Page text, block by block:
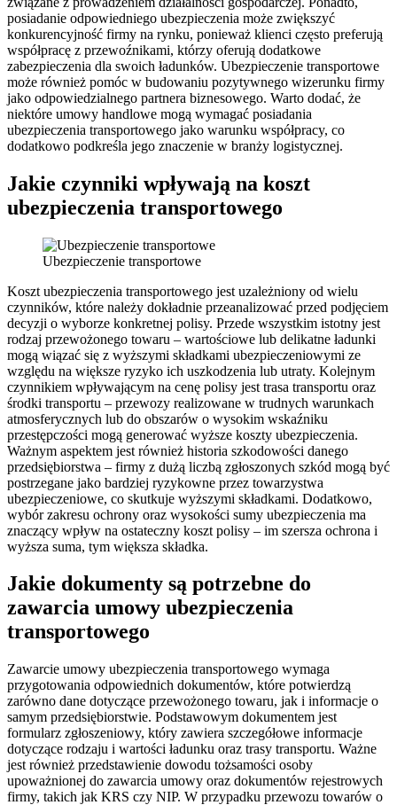
posiadanie odpowiedniego ubezpieczenia może zwiększyć
konkurencyjność firmy na rynku, ponieważ klienci często preferują
współpracę z przewoźnikami, którzy oferują dodatkowe
zabezpieczenia dla swoich ładunków. Ubezpieczenie transportowe
może również pomóc w budowaniu pozytywnego wizerunku firmy
jako odpowiedzialnego partnera biznesowego. Warto dodać, że
niektóre umowy handlowe mogą wymagać posiadania
ubezpieczenia transportowego jako warunku współpracy, co
dodatkowo podkreśla jego znaczenie w branży logistycznej.
Jakie czynniki wpływają na koszt
ubezpieczenia transportowego
Ubezpieczenie transportowe
Koszt ubezpieczenia transportowego jest uzależniony od wielu
czynników, które należy dokładnie przeanalizować przed podjęciem
decyzji o wyborze konkretnej polisy. Przede wszystkim istotny jest
rodzaj przewożonego towaru – wartościowe lub delikatne ładunki
mogą wiązać się z wyższymi składkami ubezpieczeniowymi ze
względu na większe ryzyko ich uszkodzenia lub utraty. Kolejnym
czynnikiem wpływającym na cenę polisy jest trasa transportu oraz
środki transportu – przewozy realizowane w trudnych warunkach
atmosferycznych lub do obszarów o wysokim wskaźniku
przestępczości mogą generować wyższe koszty ubezpieczenia.
Ważnym aspektem jest również historia szkodowości danego
przedsiębiorstwa – firmy z dużą liczbą zgłoszonych szkód mogą być
postrzegane jako bardziej ryzykowne przez towarzystwa
ubezpieczeniowe, co skutkuje wyższymi składkami. Dodatkowo,
wybór zakresu ochrony oraz wysokości sumy ubezpieczenia ma
znaczący wpływ na ostateczny koszt polisy – im szersza ochrona i
wyższa suma, tym większa składka.
Jakie dokumenty są potrzebne do
zawarcia umowy ubezpieczenia
transportowego
Zawarcie umowy ubezpieczenia transportowego wymaga
przygotowania odpowiednich dokumentów, które potwierdzą
zarówno dane dotyczące przewożonego towaru, jak i informacje o
samym przedsiębiorstwie. Podstawowym dokumentem jest
formularz zgłoszeniowy, który zawiera szczegółowe informacje
dotyczące rodzaju i wartości ładunku oraz trasy transportu. Ważne
jest również przedstawienie dowodu tożsamości osoby
upoważnionej do zawarcia umowy oraz dokumentów rejestrowych
firmy, takich jak KRS czy NIP. W przypadku przewozu towarów o